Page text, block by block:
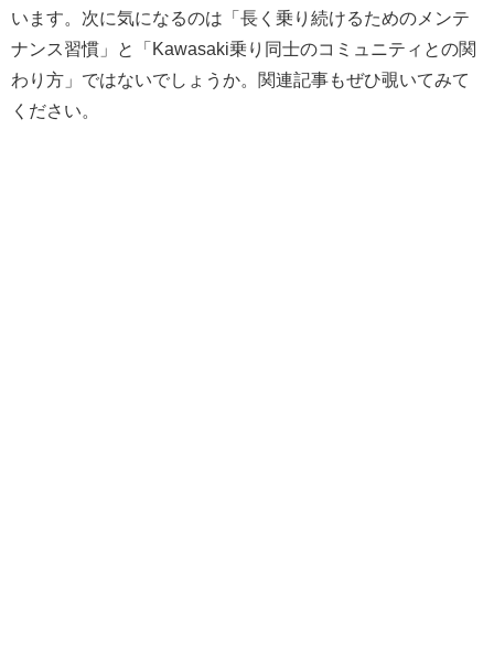
います。次に気になるのは「長く乗り続けるためのメンテ
ナンス習慣」と「Kawasaki乗り同士のコミュニティとの関
わり方」ではないでしょうか。関連記事もぜひ覗いてみて
ください。